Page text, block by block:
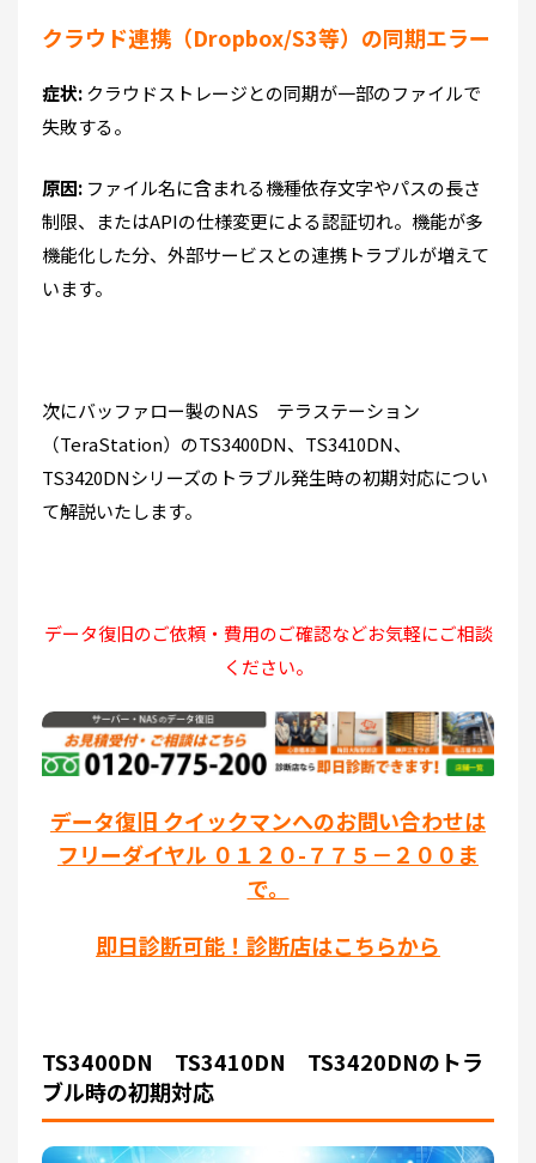
クラウド連携（Dropbox/S3等）の同期エラー
症状:クラウドストレージとの同期が一部のファイルで
失敗する。
原因: ファイル名に含まれる機種依存文字やパスの長さ
制限、またはAPIの仕様変更による認証切れ。機能が多
機能化した分、外部サービスとの連携トラブルが増えて
います。
次にバッファロー製のNAS テラステーション
（TeraStation）のTS3400DN、TS3410DN、
TS3420DNシリーズのトラブル発生時の初期対応につい
て解説いたします。
データ復旧のご依頼・費用のご確認などお気軽にご相談
ください。
データ復旧 クイックマンへのお問い合わせは
フリーダイヤル ０１２０-７７５－２００ま
で。
即日診断可能！診断店はこちらから
TS3400DN TS3410DN TS3420DNのトラ
ブル時の初期対応